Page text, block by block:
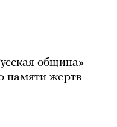
община»
памяти жертв